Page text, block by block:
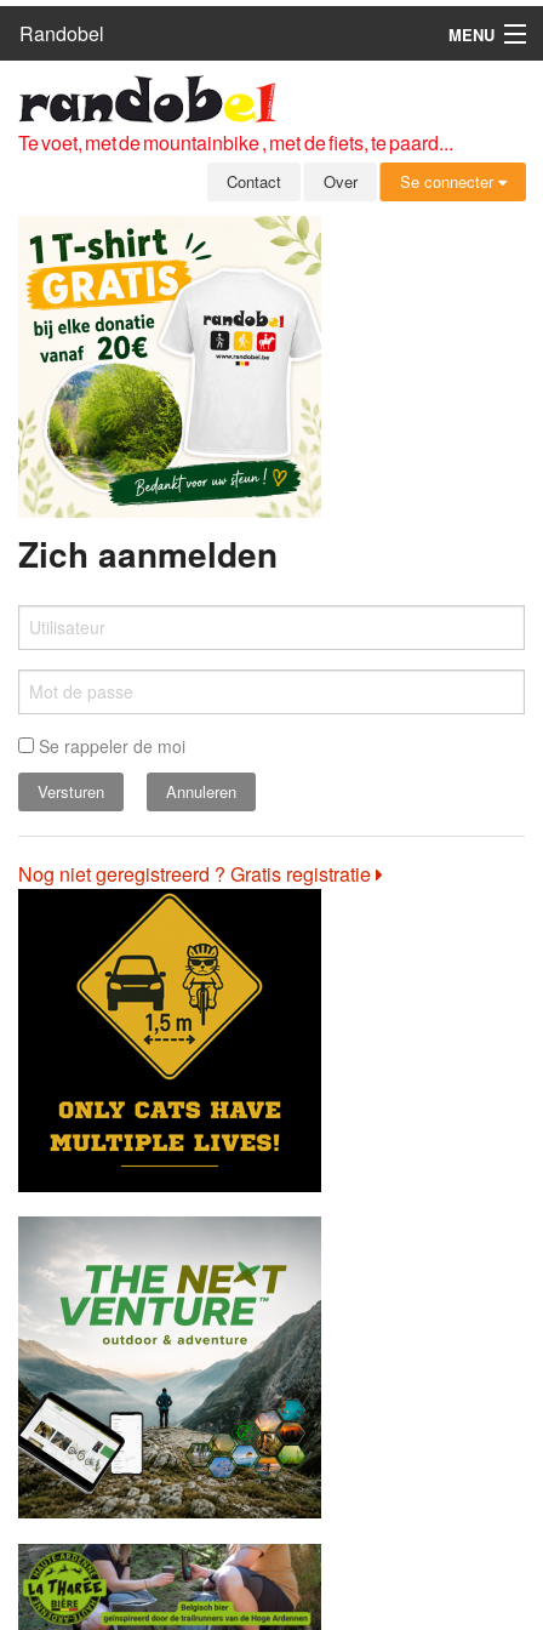
Randobel
MENU
ROUTES
CLUBS
OVER
LEDEN
ZICH AANMELDEN
GRATIS REGISTRATIE
WACHTWOORD VERGETEN
Te voet, met de mountainbike , met de fiets, te paard...
Contact Over Se connecter
Zich aanmelden
Se rappeler de moi
Annuleren
Nog niet geregistreerd ? Gratis registratie